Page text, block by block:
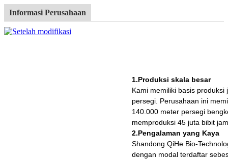
Informasi Perusahaan
1.Produksi skala besar
Kami memiliki basis
persegi. Perusahaan ini
140.000 meter persegi
memproduksi 45 juta bibit
2.Pengalaman yang Kaya
Shandong QiHe Bio-
dengan modal terdaftar